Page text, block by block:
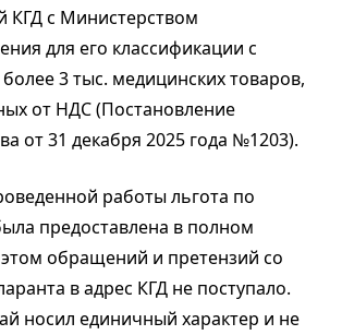
КГД с Министерством
для его классификации с
3 тыс. медицинских товаров,
от НДС (Постановление
от 31 декабря 2025 года №1203).
работы льгота по
предоставлена в полном
обращений и претензий со
в адрес КГД не поступало.
носил единичный характер и не